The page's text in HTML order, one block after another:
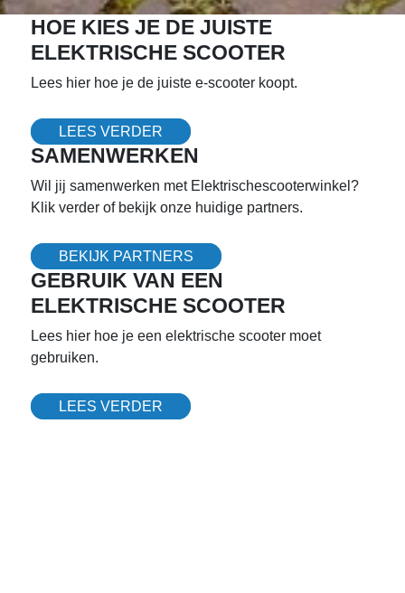
HOE KIES JE DE JUISTE
ELEKTRISCHE SCOOTER
Lees hier hoe je de juiste e-scooter koopt.
LEES VERDER
SAMENWERKEN
Wil jij samenwerken met Elektrischescooterwinkel?
Klik verder of bekijk onze huidige partners.
BEKIJK PARTNERS
GEBRUIK VAN EEN
ELEKTRISCHE SCOOTER
Lees hier hoe je een elektrische scooter moet
gebruiken.
LEES VERDER